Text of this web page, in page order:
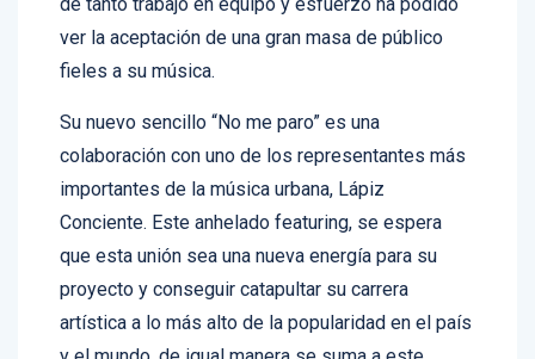
de tanto trabajo en equipo y esfuerzo ha podido
ver la aceptación de una gran masa de público
Su nuevo sencillo “No me paro” es una
colaboración con uno de los representantes más
importantes de la música urbana, Lápiz
Conciente. Este anhelado featuring, se espera
que esta unión sea una nueva energía para su
proyecto y conseguir catapultar su carrera
artística a lo más alto de la popularidad en el país